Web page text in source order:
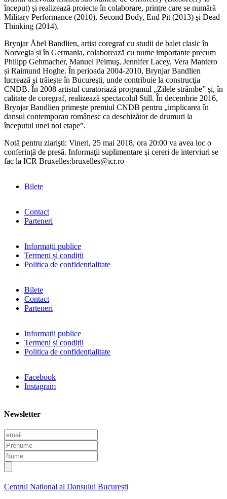
început) și realizează proiecte în colaborare, printre care se numără
Military Performance (2010), Second Body, End Pit (2013) și Dead
Thinking (2014).
Brynjar Åbel Bandlien, artist coregraf cu studii de balet clasic în
Norvegia și în Germania, colaborează cu nume importante precum
Philipp Gehmacher, Manuel Pelmuş, Jennifer Lacey, Vera Mantero
și Raimund Hoghe. În perioada 2004-2010, Brynjar Bandlien
lucrează şi trăiește în Bucureşti, unde contribuie la construcţia
CNDB. În 2008 artistul curatoriază programul „Zilele strâmbe” și, în
calitate de coregraf, realizează spectacolul Still. În decembrie 2016,
Brynjar Bandlien primește premiul CNDB pentru „implicarea în
dansul contemporan românesc ca deschizător de drumuri la
începutul unei noi etape”.
Notă pentru ziarişti: Vineri, 25 mai 2018, ora 20:00 va avea loc o
conferință de presă. Informaţii suplimentare şi cereri de interviuri se
fac la ICR Bruxelles:bruxelles@icr.ro
Bilete
Contact
Parteneri
Informații publice
Termeni și condiții
Politica de confidențialitate
Bilete
Contact
Parteneri
Informații publice
Termeni și condiții
Politica de confidențialitate
Facebook
Instagram
Newsletter
E
m
a
i
l
P
r
e
n
m
N
u
m
e
Centrul Național al Dansului București